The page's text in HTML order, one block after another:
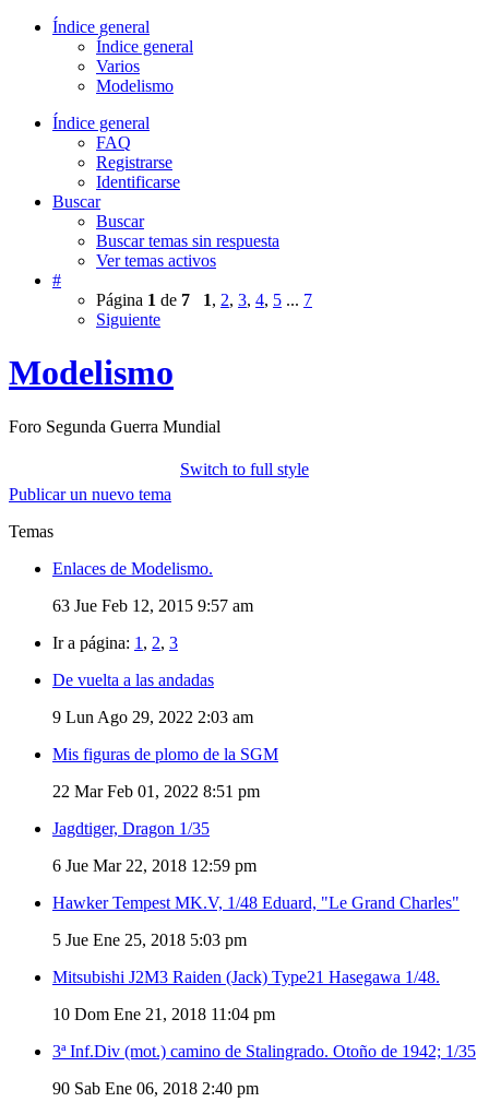
Índice general
Índice general
Varios
Modelismo
Índice general
FAQ
Registrarse
Identificarse
Buscar
Buscar
Buscar temas sin respuesta
Ver temas activos
#
Página 1 de 7 1, 2, 3, 4, 5 ... 7
Siguiente
Modelismo
Foro Segunda Guerra Mundial
Switch to full style
Publicar un nuevo tema
Temas
Enlaces de Modelismo.
63 Jue Feb 12, 2015 9:57 am
Ir a página: 1 , 2, 3
De vuelta a las andadas
9 Lun Ago 29, 2022 2:03 am
Mis figuras de plomo de la SGM
22 Mar Feb 01, 2022 8:51 pm
Jagdtiger, Dragon 1/35
6 Jue Mar 22, 2018 12:59 pm
Hawker Tempest MK.V, 1/48 Eduard, "Le Grand Charles"
5 Jue Ene 25, 2018 5:03 pm
Mitsubishi J2M3 Raiden (Jack) Type21 Hasegawa 1/48.
10 Dom Ene 21, 2018 11:04 pm
3ª Inf.Div (mot.) camino de Stalingrado. Otoño de 1942; 1/35
90 Sab Ene 06, 2018 2:40 pm